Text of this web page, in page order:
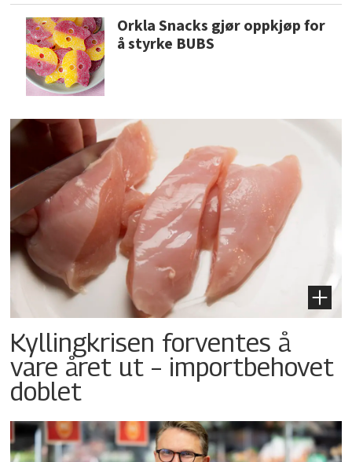
Orkla Snacks gjør oppkjøp for
å styrke BUBS
Kyllingkrisen forventes å
vare året ut – importbehovet
doblet